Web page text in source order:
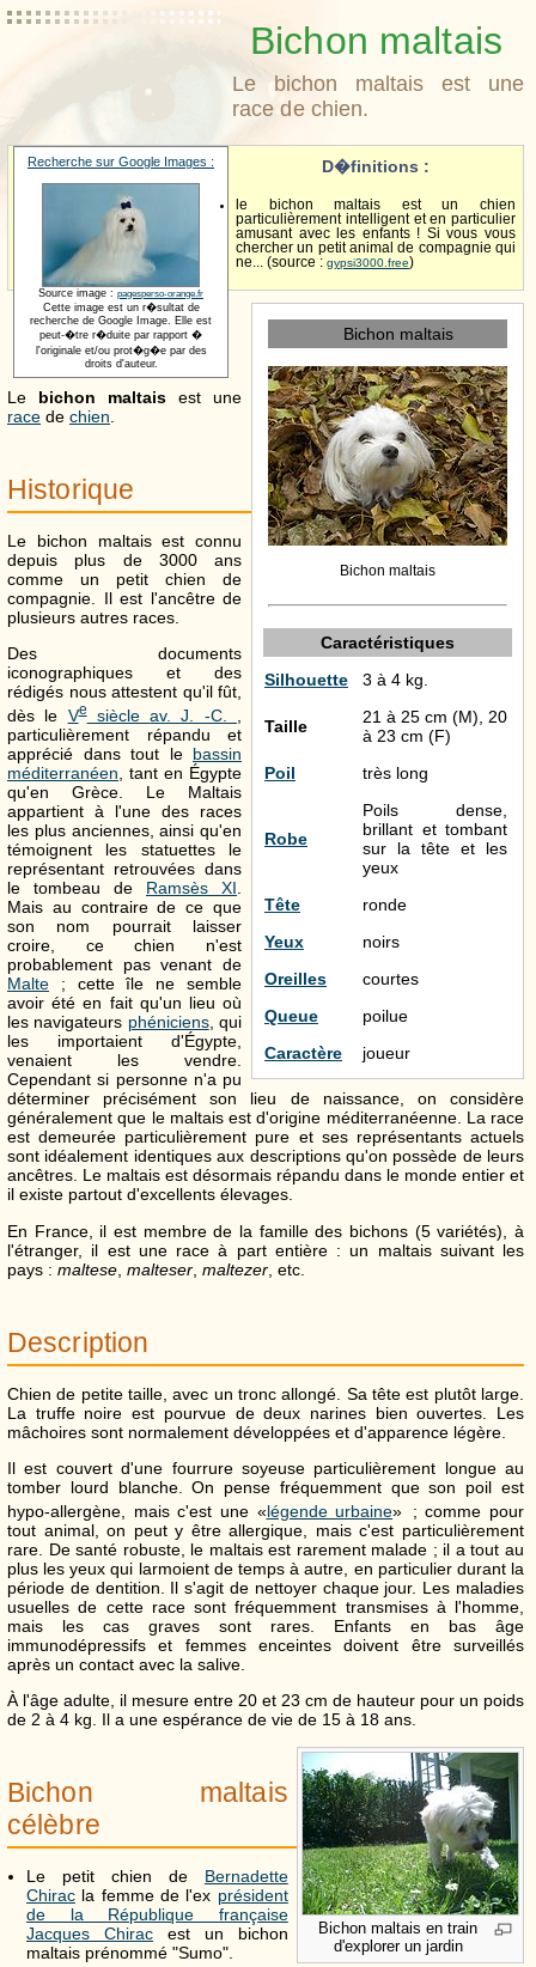
Bichon maltais
Le bichon maltais est une
race de chien.
Recherche sur Google Images :
Source image : pagesperso-orange.fr
Cette image est un r�sultat de
recherche de Google Image. Elle est
peut-�tre r�duite par rapport �
l'originale et/ou prot�g�e par des
droits d'auteur.
D�finitions :
le bichon maltais est un chien
particulièrement intelligent et en particulier
amusant avec les enfants ! Si vous vous
chercher un petit animal de compagnie qui
ne... (source : gypsi3000.free)
Bichon maltais
Bichon maltais
Caractéristiques
Silhouette
3 à 4 kg.
Taille
21 à 25 cm (M), 20
à 23 cm (F)
Poil
très long
Robe
Poils dense,
brillant et tombant
sur la tête et les
yeux
Tête
ronde
Yeux
noirs
Oreilles
courtes
Queue
poilue
Caractère
joueur
Le bichon maltais est une
race de chien
Historique
Le bichon maltais est connu
depuis plus de 3000 ans
comme un petit chien de
compagnie. Il est l'ancêtre de
plusieurs autres races.
Des documents
iconographiques et des
rédigés nous attestent qu'il fût,
dès le Vesiècleav. J. -C.
particulièrement répandu et
apprécié dans tout le bassin
méditerranéen , tant en Égypte
qu'en Grèce. Le Maltais
appartient à l'une des races
les plus anciennes, ainsi qu'en
témoignent les statuettes le
représentant retrouvées dans
le tombeau de Ramsès XI
Mais au contraire de ce que
son nom pourrait laisser
croire, ce chien n'est
probablement pas venant de
Malte ; cette île ne semble
avoir été en fait qu'un lieu où
les navigateurs phéniciens, qui
les importaient d'Égypte,
venaient les vendre.
Cependant si personne n'a pu
déterminer précisément son lieu de naissance, on considère
généralement que le maltais est d'origine méditerranéenne. La race
est demeurée particulièrement pure et ses représentants actuels
sont idéalement identiques aux descriptions qu'on possède de leurs
ancêtres. Le maltais est désormais répandu dans le monde entier et
il existe partout d'excellents élevages.
En France, il est membre de la famille des bichons (5 variétés), à
l'étranger, il est une race à part entière : un maltais suivant les
pays : maltese malteser maltezer , etc.
Description
Chien de petite taille, avec un tronc allongé. Sa tête est plutôt large.
La truffe noire est pourvue de deux narines bien ouvertes. Les
mâchoires sont normalement développées et d'apparence légère.
Il est couvert d'une fourrure soyeuse particulièrement longue au
tomber lourd blanche.On pense fréquemment que son poil est
hypo-allergène, mais c'est une «légende urbaine»
; comme pour
tout animal, on peut y être allergique, mais c'est particulièrement
rare. De santé robuste, le maltais est rarement malade ; il a tout au
plus les yeux qui larmoient de temps à autre, en particulier durant la
période de dentition. Il s'agit de nettoyer chaque jour. Les maladies
usuelles de cette race sont fréquemment transmises à l'homme,
mais les cas graves sont rares. Enfants en bas âge
immunodépressifs et femmes enceintes doivent être surveillés
après un contact avec la salive.
À l'âge adulte, il mesure entre 20 et 23 cm de hauteur pour un poids
de 2 à 4 kg. Il a une espérance de vie de 15 à 18 ans.
Bichon maltais en train
d'explorer un jardin
Bichon maltais
célèbre
Le petit chien de Bernadette
Chirac la femme de l'ex président
de la République française
Jacques Chiracest un bichon
maltais prénommé "Sumo".